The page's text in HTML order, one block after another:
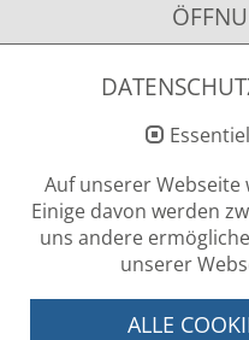
09.00 - 12.00
LOG-
Auf unserer Webseite
Einige davon werden
uns andere
unserer
ALLE